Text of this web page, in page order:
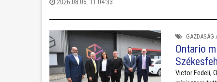
Magyarbusz Info. A 8,5 méter hosszú járműveket nettó
2026.08.06. 11:04:33
GAZDASÁG
Ontario
Victor Fedeli,